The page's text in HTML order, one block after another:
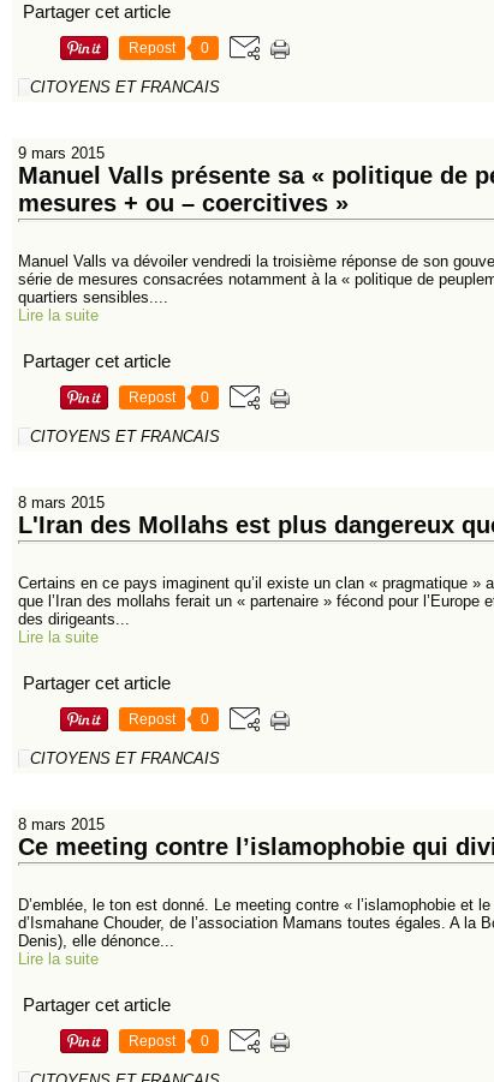
Partager cet article
Repost 0
CITOYENS ET FRANCAIS
9 mars 2015
Manuel Valls présente sa « politique de
mesures + ou – coercitives »
Manuel Valls va dévoiler vendredi la troisième réponse de son
série de mesures consacrées notamment à la « politique de
quartiers sensibles....
Lire la suite
Partager cet article
Repost 0
CITOYENS ET FRANCAIS
8 mars 2015
L'Iran des Mollahs est plus dangereux
Certains en ce pays imaginent qu’il existe un clan « pragmatique »
que l’Iran des mollahs ferait un « partenaire » fécond pour
des dirigeants...
Lire la suite
Partager cet article
Repost 0
CITOYENS ET FRANCAIS
8 mars 2015
Ce meeting contre l’islamophobie qui
D’emblée, le ton est donné. Le meeting contre « l’islamophobie et
d’Ismahane Chouder, de l’association Mamans toutes égales. A la
Denis), elle dénonce...
Lire la suite
Partager cet article
Repost 0